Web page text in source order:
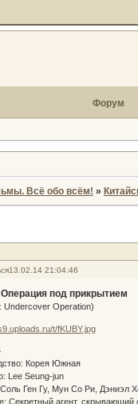
Форум
Всё обо всём! »
13.02.14 21:04:46
под прикрытием
Undercover Operation)
Корея Южная
Lee Seung-jun
Ген Гу, Мун Со Ри, Дэниэл
Секретный агент, скрывающий